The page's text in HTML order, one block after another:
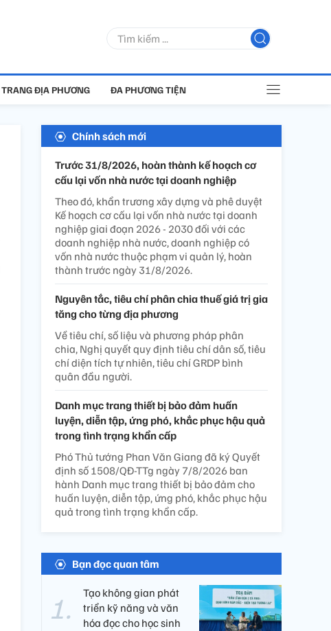
TRANG ĐỊA PHƯƠNG ĐA PHƯƠNG TIỆN
Chính sách mới
Trước 31/8/2026, hoàn thành kế hoạch cơ
cấu lại vốn nhà nước tại doanh nghiệp
Theo đó, khẩn trương xây dựng và phê duyệt
Kế hoạch cơ cấu lại vốn nhà nước tại doanh
nghiệp giai đoạn 2026 - 2030 đối với các
doanh nghiệp nhà nước, doanh nghiệp có
vốn nhà nước thuộc phạm vi quản lý, hoàn
thành trước ngày 31/8/2026.
Nguyên tắc, tiêu chí phân chia thuế giá trị gia
tăng cho từng địa phương
Về tiêu chí, số liệu và phương pháp phân
chia, Nghị quyết quy định tiêu chí dân số, tiêu
chí diện tích tự nhiên, tiêu chí GRDP bình
quân đầu người.
Danh mục trang thiết bị bảo đảm huấn
luyện, diễn tập, ứng phó, khắc phục hậu quả
trong tình trạng khẩn cấp
Phó Thủ tướng Phan Văn Giang đã ký Quyết
định số 1508/QĐ-TTg ngày 7/8/2026 ban
hành Danh mục trang thiết bị bảo đảm cho
huấn luyện, diễn tập, ứng phó, khắc phục hậu
quả trong tình trạng khẩn cấp.
Bạn đọc quan tâm
Tạo không gian phát
triển kỹ năng và văn
hóa đọc cho học sinh